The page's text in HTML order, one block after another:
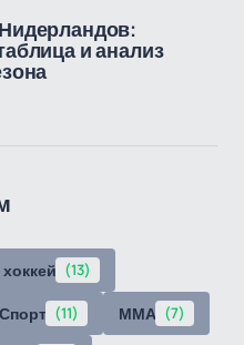
и анализ
хоккей (13)
Спорт (11) ММА (7)